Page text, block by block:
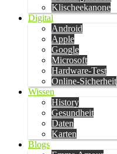
Klischeekanone
Digital
Android
Apple
Google
Microsoft
Hardware-Test
Online-Sicherheit
Wissen
History
Gesundheit
Daten
Karten
Blogs